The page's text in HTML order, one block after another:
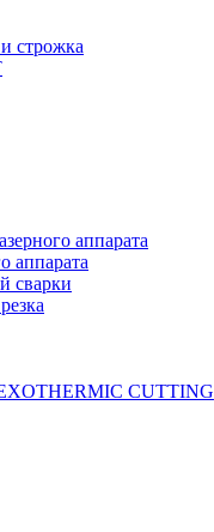
строжка
аппарата
аппарата
сварки
CUTTING